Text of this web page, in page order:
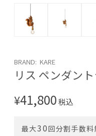
BRAND: KARE
リス ペンダン
¥41,800税込
最大30回分割手数料